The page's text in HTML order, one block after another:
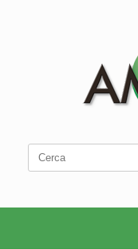
Ricerca